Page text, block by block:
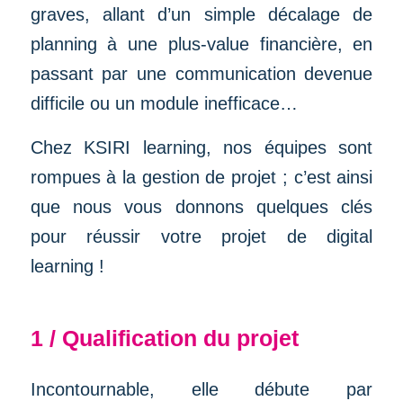
graves, allant d’un simple décalage de
planning à une plus-value financière, en
passant par une communication devenue
difficile ou un module inefficace…
Chez KSIRI learning, nos équipes sont
rompues à la gestion de projet ; c’est ainsi
que nous vous donnons quelques clés
pour réussir votre projet de digital
learning !
1 / Qualification du projet
Incontournable, elle débute par